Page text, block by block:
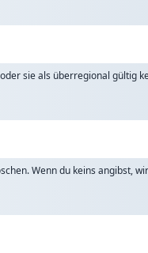
sie als überregional gültig
Wenn du keins angibst,